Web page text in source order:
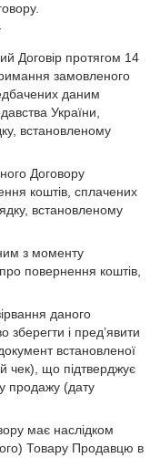
Договір протягом 14
замовленого
даним
України,
встановленому
Договору
коштів, сплачених
встановленому
з моменту
повернення коштів,
даного
зберегти і пред’явити
встановленої
чек), що підтверджує
продажу (дату
має наслідком
Товару Продавцю в